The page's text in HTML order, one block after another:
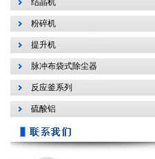
结晶机
粉碎机
提升机
脉冲布袋式除尘器
反应釜系列
硫酸铝